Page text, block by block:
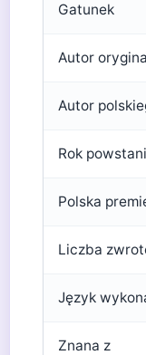
Gatunek
Autor
Autor
Rok
Polska
Liczba
Język
Znana z